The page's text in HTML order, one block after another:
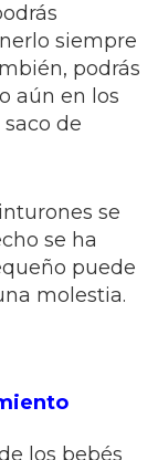
siempre
podrás
aún en los
de
se
se ha
puede
molestia.
los bebés